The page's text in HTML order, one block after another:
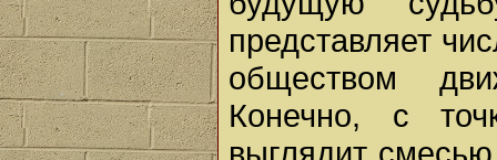
представляет
обществом
Конечно, с